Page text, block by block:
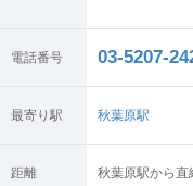
電話番号 03-5207-
最寄り駅 秋葉原駅
距離 秋葉原駅から直